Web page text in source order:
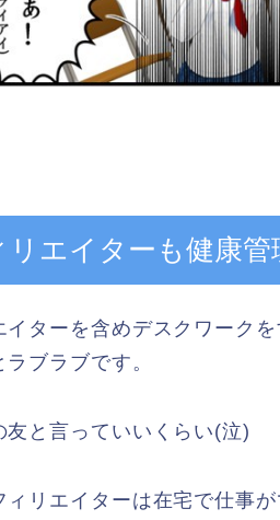
リエイターも健康
イターを含めデスクワーク
ブラブです。
友と言っていいくらい(泣)
ィリエイターは在宅で仕事